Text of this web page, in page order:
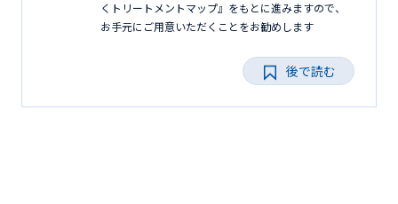
くトリートメントマップ』をもとに進みますので、
お手元にご用意いただくことをお勧めします
後で読む